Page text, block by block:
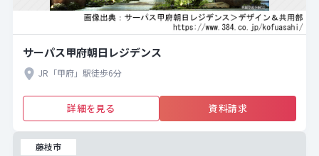
サーパス甲府朝日レジデンス
JR「甲府」駅徒歩6分
詳細を見る 資料請求
藤枝市